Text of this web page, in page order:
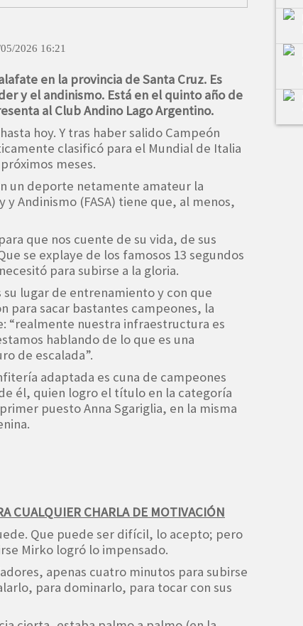
2026 16:21
en la provincia de Santa Cruz. Es
y el andinismo. Está en el quinto año de
al Club Andino Lago Argentino.
hoy. Y tras haber salido Campeón
clasificó para el Mundial de Italia
meses.
un deporte netamente amateur la
y Andinismo (FASA) tiene que, al menos,
que nos cuente de su vida, de sus
se explaye de los famosos 13 segundos
para subirse a la gloria.
lugar de entrenamiento y con que
para sacar bastantes campeones, la
“realmente nuestra infraestructura es
hablando de lo que es una
de escalada”.
adaptada es cuna de campeones
él, quien logro el título en la categoría
puesto Anna Sgariglia, en la misma
CUALQUIER CHARLA DE MOTIVACIÓN
Que puede ser difícil, lo acepto; pero
Mirko logró lo impensado.
apenas cuatro minutos para subirse
para dominarlo, para tocar con sus